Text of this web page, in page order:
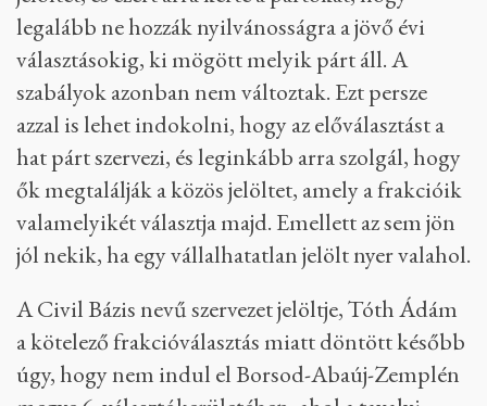
legalább ne hozzák nyilvánosságra a jövő évi
választásokig, ki mögött melyik párt áll. A
szabályok azonban nem változtak. Ezt persze
azzal is lehet indokolni, hogy az előválasztást a
hat párt szervezi, és leginkább arra szolgál, hogy
ők megtalálják a közös jelöltet, amely a frakcióik
valamelyikét választja majd. Emellett az sem jön
jól nekik, ha egy vállalhatatlan jelölt nyer valahol.
A Civil Bázis nevű szervezet jelöltje, Tóth Ádám
a kötelező frakcióválasztás miatt döntött később
úgy, hogy nem indul el Borsod-Abaúj-Zemplén